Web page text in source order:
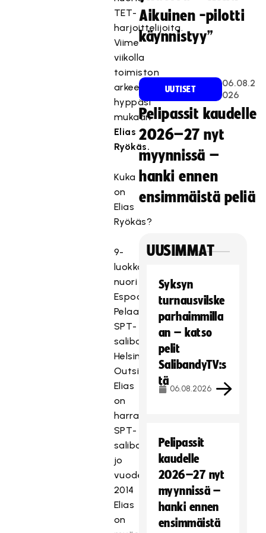
TET-
harjoittelijoita.
Viime
viikolla
toimiston
arkeen
hyppäsi
mukaan
Elias
Ryökäs.
Kuka
on
Elias
Ryökäs?
9-
luokkalainen
nuori
Espoosta
Pelaa
SPT-
salibandya
Helsinki
Outsidersissa
Elias
on
harrastanut
SPT-
salibandya
jo
vuodesta
2014
Elias
on
Aikuinen -pilotti
käynnistyy”
UUTISET
06.08.2
026
Pelipassit kaudelle
2026–27 nyt
myynnissä –
hanki ennen
ensimmäistä peliä
UUSIMMAT
Syksyn
turnausvilske
parhaimmilla
an – katso
pelit
SalibandyTV:s
tä
06.08.2026
Pelipassit
kaudelle
2026–27 nyt
myynnissä –
hanki ennen
ensimmäistä